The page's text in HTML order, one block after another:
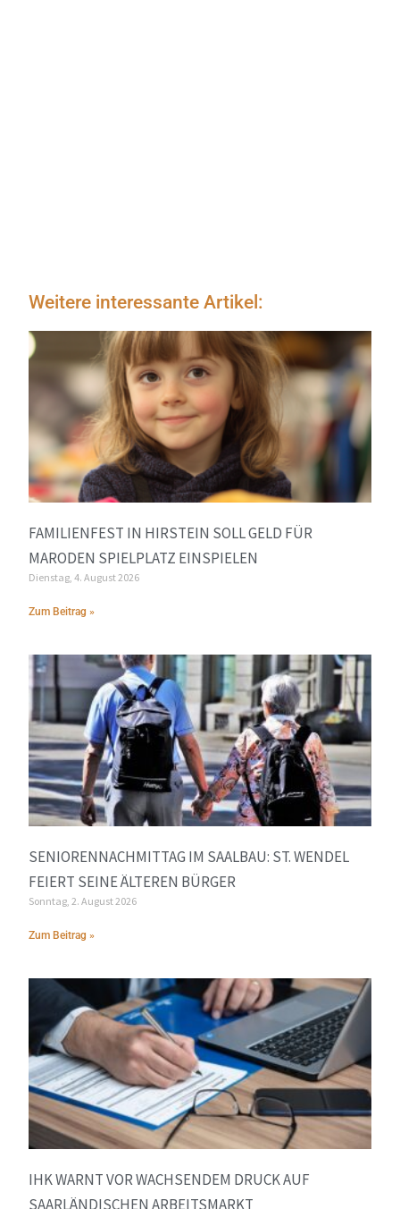
Weitere interessante Artikel:
FAMILIENFEST IN HIRSTEIN SOLL GELD FÜR
MARODEN SPIELPLATZ EINSPIELEN
Dienstag, 4. August 2026
Zum Beitrag »
SENIORENNACHMITTAG IM SAALBAU: ST. WENDEL
FEIERT SEINE ÄLTEREN BÜRGER
Sonntag, 2. August 2026
Zum Beitrag »
IHK WARNT VOR WACHSENDEM DRUCK AUF
SAARLÄNDISCHEN ARBEITSMARKT